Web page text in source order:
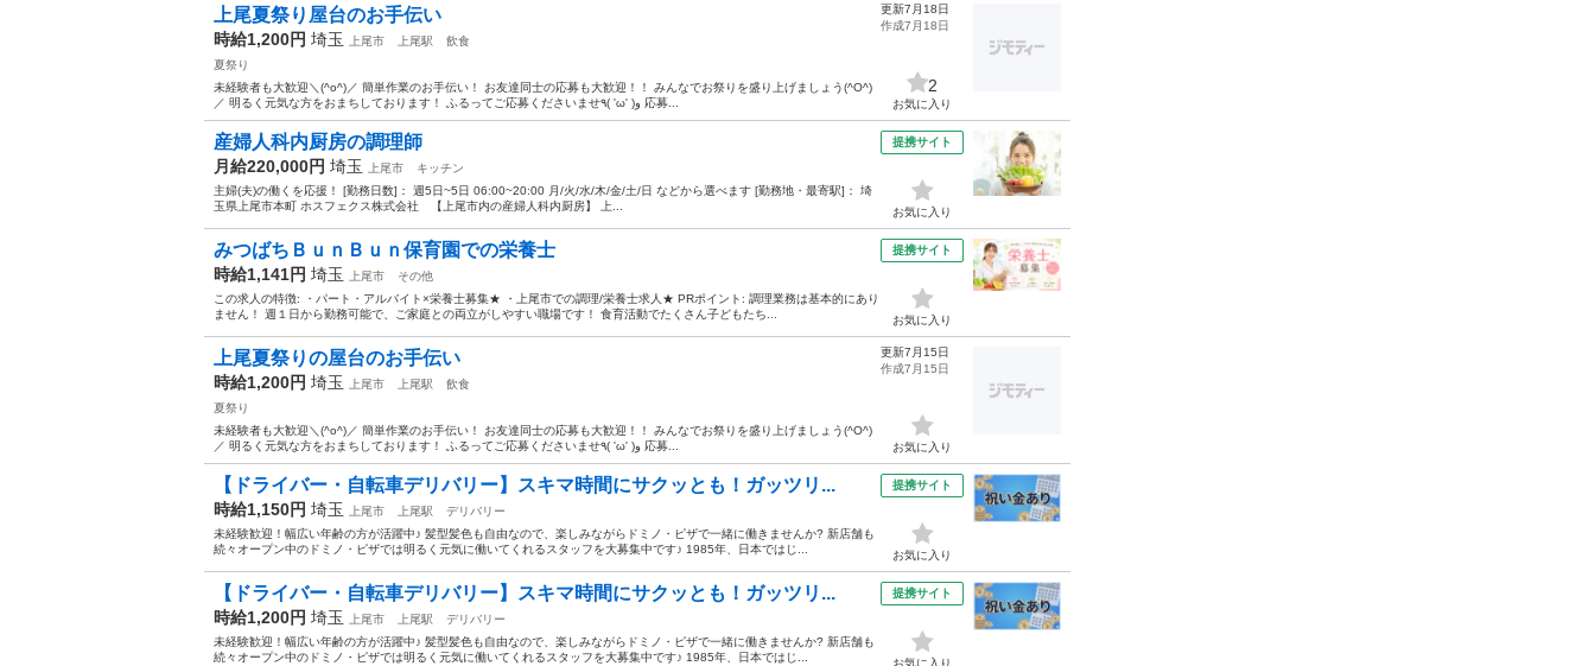
上尾夏祭り屋台のお手伝い
時給1,200円 埼玉 上尾市 上尾駅
飲食
夏祭り
未経験者も大歓迎＼(^o^)／ 簡単作業のお手伝い！ お友達同士の応募も大歓迎！！ みんなでお祭りを盛り上げましょう(^O^)
／ 明るく元気な方をおまちしております！ ふるってご応募くださいませ٩( 'ω' )و 応募...
更新7月18日
作成7月18日
2
お気に入り
産婦人科内厨房の調理師
月給220,000円 埼玉 上尾市
キッチン
主婦(夫)の働くを応援！ [勤務日数]： 週5日~5日 06:00~20:00 月/火/水/木/金/土/日 などから選べます [勤務地・最寄駅]： 埼
玉県上尾市本町 ホスフェクス株式会社 【上尾市内の産婦人科内厨房】 上...
提携サイト
お気に入り
みつばちＢｕｎＢｕｎ保育園での栄養士
時給1,141円 埼玉 上尾市
その他
この求人の特徴: ・パート・アルバイト×栄養士募集★ ・上尾市での調理/栄養士求人★ PRポイント: 調理業務は基本的にあり
ません！ 週１日から勤務可能で、ご家庭との両立がしやすい職場です！ 食育活動でたくさん子どもたち...
提携サイト
お気に入り
上尾夏祭りの屋台のお手伝い
時給1,200円 埼玉 上尾市 上尾駅
飲食
夏祭り
未経験者も大歓迎＼(^o^)／ 簡単作業のお手伝い！ お友達同士の応募も大歓迎！！ みんなでお祭りを盛り上げましょう(^O^)
／ 明るく元気な方をおまちしております！ ふるってご応募くださいませ٩( 'ω' )و 応募...
更新7月15日
作成7月15日
お気に入り
【ドライバー・自転車デリバリー】スキマ時間にサクッとも！ガッツリ...
時給1,150円 埼玉 上尾市 上尾駅
デリバリー
未経験歓迎！幅広い年齢の方が活躍中♪ 髪型髪色も自由なので、楽しみながらドミノ・ピザで一緒に働きませんか? 新店舗も
続々オープン中のドミノ・ピザでは明るく元気に働いてくれるスタッフを大募集中です♪ 1985年、日本ではじ...
提携サイト
お気に入り
【ドライバー・自転車デリバリー】スキマ時間にサクッとも！ガッツリ...
時給1,200円 埼玉 上尾市 上尾駅
デリバリー
未経験歓迎！幅広い年齢の方が活躍中♪ 髪型髪色も自由なので、楽しみながらドミノ・ピザで一緒に働きませんか? 新店舗も
続々オープン中のドミノ・ピザでは明るく元気に働いてくれるスタッフを大募集中です♪ 1985年、日本ではじ...
提携サイト
お気に入り